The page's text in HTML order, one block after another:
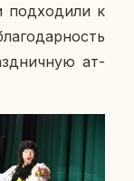
под­хо­ди­ли к
ат­